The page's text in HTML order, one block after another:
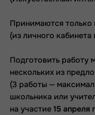
Принимаются только
(из личного
Подготовить работу
нескольких из
(3 работы —
школьника или
на участие15 апреля